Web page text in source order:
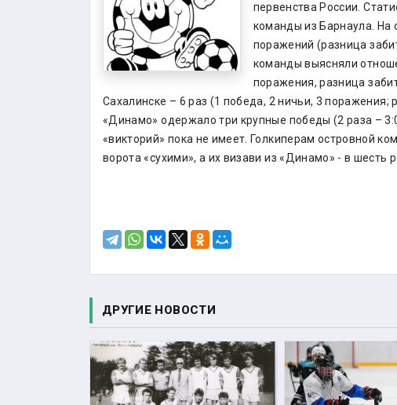
первенства России.
команды из Барнаула. На
поражений (разница
команды выясняли
поражения, разница
Сахалинске – 6 раз (1 победа, 2 ничьи, 3
«Динамо» одержало три крупные победы (2 раза –
«викторий» пока не имеет. Голкиперам островной
ворота «сухими», а их визави из «Динамо» - в шесть
ДРУГИЕ НОВОСТИ